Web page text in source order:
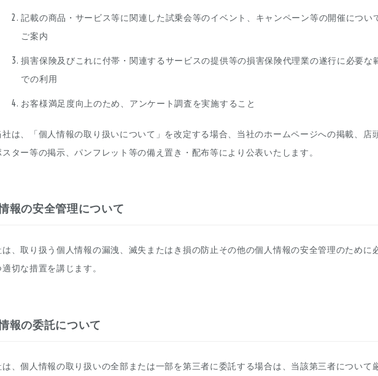
記載の商品・サービス等に関連した試乗会等のイベント、キャンペーン等の開催につい
ご案内
損害保険及びこれに付帯・関連するサービスの提供等の損害保険代理業の遂行に必要な
での利用
お客様満足度向上のため、アンケート調査を実施すること
は、「個人情報の取り扱いについて」を改定する場合、当社のホームページへの掲載、店
ター等の掲示、パンフレット等の備え置き・配布等により公表いたします。
報の安全管理について
は、取り扱う個人情報の漏洩、滅失またはき損の防止その他の個人情報の安全管理のために
切な措置を講じます。
報の委託について
は、個人情報の取り扱いの全部または一部を第三者に委託する場合は、当該第三者について